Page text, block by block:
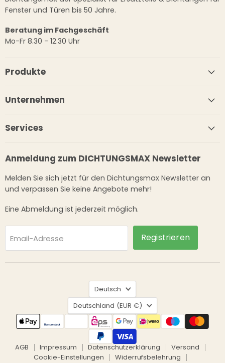
Fenster und Türen bis 50 Jahre.
Beratung im Fachgeschäft
Mo-Fr 8.30 - 12.30 Uhr
Produkte
Unternehmen
Services
Anmeldung zum DICHTUNGSMAX Newsletter
Melden Sie sich jetzt für den Dichtungsmax Newsletter an
und verpassen Sie keine Angebote mehr!
Eine Abmeldung ist jederzeit möglich.
Email-Adresse Registrieren
Sprache
Deutsch
Land
Deutschland (EUR €)
AGB Impressum Datenschutzerklärung
Versand
Cookie-Einstellungen
Widerrufsbelehrung